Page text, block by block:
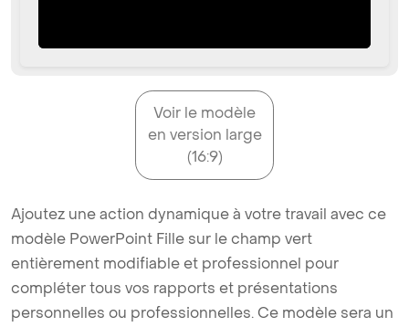
Voir le modèle
en version large
(16:9)
Ajoutez une action dynamique à votre travail avec ce
modèle PowerPoint Fille sur le champ vert
entièrement modifiable et professionnel pour
compléter tous vos rapports et présentations
personnelles ou professionnelles. Ce modèle sera un